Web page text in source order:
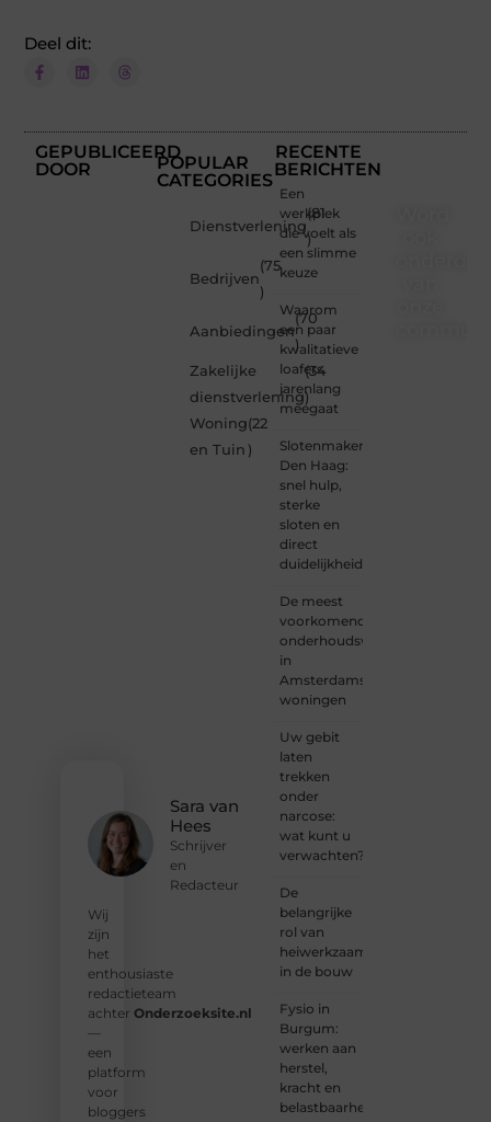
Deel dit:
GEPUBLICEERD
DOOR
Sara van
Hees
Schrijver
en
Redacteur
Wij
zijn
het
enthousiaste
redactieteam
achter Onderzoeksite.nl
—
een
platform
voor
bloggers
POPULAR
CATEGORIES
Dienstverlening
(81
)
Bedrijven
(75
)
Aanbiedingen
(70
)
Zakelijke
dienstverlening
(34
)
Woning
en Tuin
(22
)
RECENTE
BERICHTEN
Een
werkplek
die voelt als
een slimme
keuze
Waarom
een paar
kwalitatieve
loafers
jarenlang
meegaat
Slotenmaker
Den Haag:
snel hulp,
sterke
sloten en
direct
duidelijkheid
De meest
voorkomende
onderhoudswerkzaamheden
in
Amsterdamse
woningen
Uw gebit
laten
trekken
onder
narcose:
wat kunt u
verwachten?
De
belangrijke
rol van
heiwerkzaamheden
in de bouw
Fysio in
Burgum:
werken aan
herstel,
kracht en
belastbaarheid